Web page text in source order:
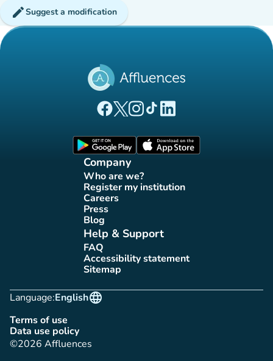
editSuggest a modification
(new tab)
(new tab)
(new tab)(new tab)
(new tab)
Company
Who are we?
(new tab)
Register my institution
(new tab)
Careers(new tab)
Press(new tab)
Blog(new tab)
Help & Support
FAQ(new tab)
Accessibility statement
(new tab)
Sitemap(new tab)
Language:
language
English
Terms of use
(new tab)
Data use policy
(new tab)
©2026 Affluences